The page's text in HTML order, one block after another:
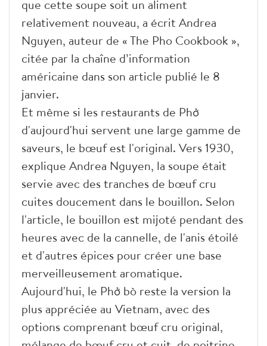
que cette soupe soit un aliment
relativement nouveau, a écrit Andrea
Nguyen, auteur de « The Pho Cookbook »,
citée par la chaîne d’information
américaine dans son article publié le 8
janvier.
Et même si les restaurants de Phở
d'aujourd'hui servent une large gamme de
saveurs, le bœuf est l'original. Vers 1930,
explique Andrea Nguyen, la soupe était
servie avec des tranches de bœuf cru
cuites doucement dans le bouillon. Selon
l'article, le bouillon est mijoté pendant des
heures avec de la cannelle, de l'anis étoilé
et d'autres épices pour créer une base
merveilleusement aromatique.
Aujourd'hui, le Phở bò reste la version la
plus appréciée au Vietnam, avec des
options comprenant bœuf cru original,